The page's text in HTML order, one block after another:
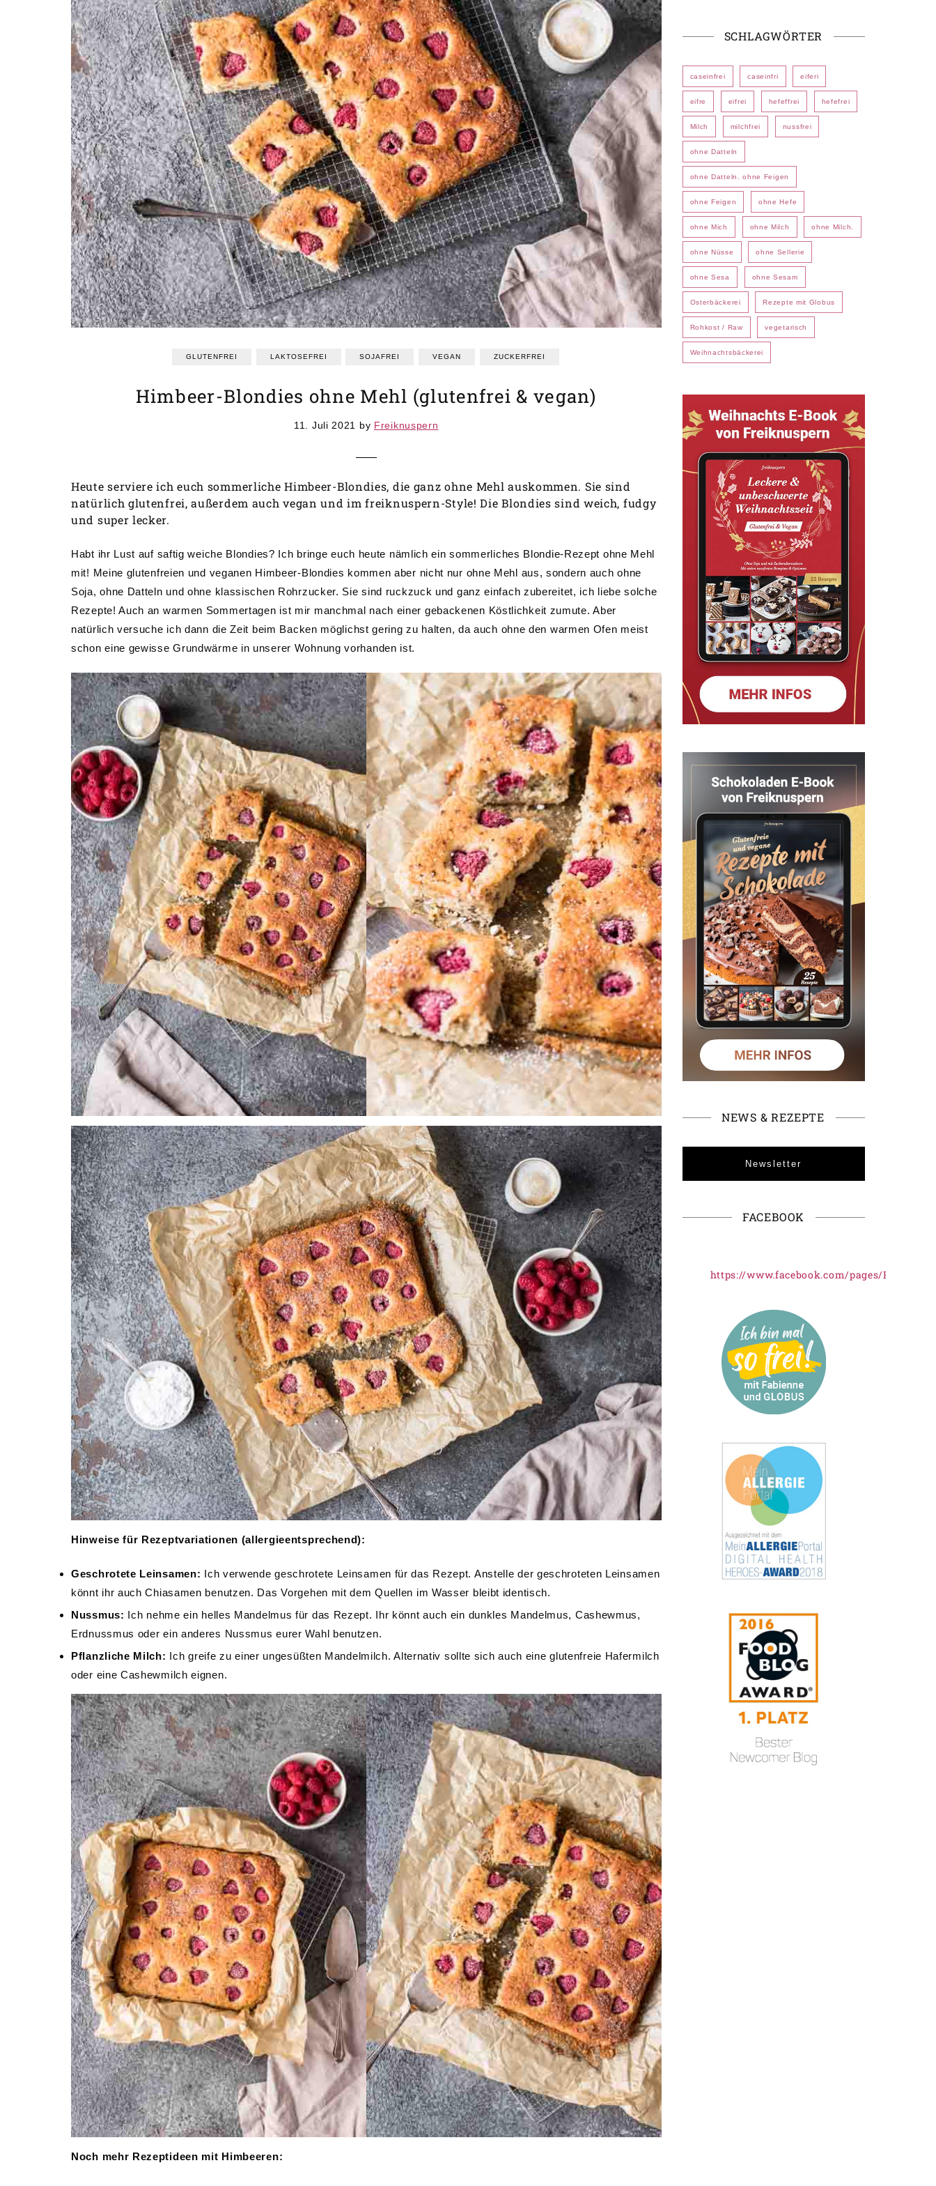
REZEPTEINDEX
GLUTENFREI LAKTOSEFREI SOJAFREI VEGAN ZUCKERFREI
Himbeer-Blondies ohne Mehl (glutenfrei & vegan)
11. Juli 2021 by Freiknuspern
Heute serviere ich euch sommerliche Himbeer-Blondies, die ganz ohne Mehl auskommen. Sie sind
natürlich glutenfrei, außerdem auch vegan und im freiknuspern-Style! Die Blondies sind weich, fudgy
und super lecker.
Habt ihr Lust auf saftig weiche Blondies? Ich bringe euch heute nämlich ein sommerliches Blondie-Rezept ohne Mehl
mit! Meine glutenfreien und veganen Himbeer-Blondies kommen aber nicht nur ohne Mehl aus, sondern auch ohne
Soja, ohne Datteln und ohne klassischen Rohrzucker. Sie sind ruckzuck und ganz einfach zubereitet, ich liebe solche
Rezepte! Auch an warmen Sommertagen ist mir manchmal nach einer gebackenen Köstlichkeit zumute. Aber
natürlich versuche ich dann die Zeit beim Backen möglichst gering zu halten, da auch ohne den warmen Ofen meist
schon eine gewisse Grundwärme in unserer Wohnung vorhanden ist.
Hinweise für Rezeptvariationen (allergieentsprechend):
Geschrotete Leinsamen: Ich verwende geschrotete Leinsamen für das Rezept. Anstelle der geschroteten Leinsamen
könnt ihr auch Chiasamen benutzen. Das Vorgehen mit dem Quellen im Wasser bleibt identisch.
Nussmus: Ich nehme ein helles Mandelmus für das Rezept. Ihr könnt auch ein dunkles Mandelmus, Cashewmus,
Erdnussmus oder ein anderes Nussmus eurer Wahl benutzen.
Pflanzliche Milch: Ich greife zu einer ungesüßten Mandelmilch. Alternativ sollte sich auch eine glutenfreie Hafermilch
oder eine Cashewmilch eignen.
Noch mehr Rezeptideen mit Himbeeren:
SCHLAGWÖRTER
caseinfrei caseinfri eiferi
eifre eifrei hefeffrei hefefrei
Milch milchfrei nussfrei
ohne Datteln
ohne Datteln. ohne Feigen
ohne Feigen ohne Hefe
ohne Mich ohne Milch ohne Milch.
ohne Nüsse ohne Sellerie
ohne Sesa ohne Sesam
Osterbäckerei Rezepte mit Globus
Rohkost / Raw vegetarisch
Weihnachtsbäckerei
NEWS & REZEPTE
Newsletter
FACEBOOK
https://www.facebook.com/pages/